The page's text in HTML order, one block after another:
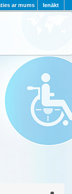
Ienākt
ar mums